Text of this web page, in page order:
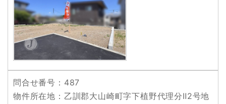
問合せ番号 ：487
物件所在地 ：乙訓郡大山崎町字下植野代理分Ⅱ2号地